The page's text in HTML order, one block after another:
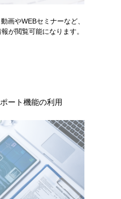
なく安定した状態であれば、
ようにしています。こうする
臓内科医が効率よく、確実に
、患者さんの状態が術後半
とです。末期腎不全で尿の出な
るようになった」と、涙を流
りません。こうした劇的な回
なかないでしょう。
プシュッと出る瞬間がハイラ
画やWEBセミナーなど、
が閲覧可能になります。
ート機能の利用